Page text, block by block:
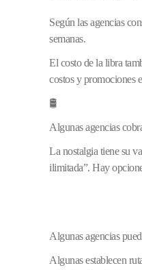
Según las agencias
semanas.
El costo de la libra
costos y promociones
🛢️
Algunas agencias
La nostalgia tiene su
ilimitada”. Hay
Algunas agencias
Algunas establecen